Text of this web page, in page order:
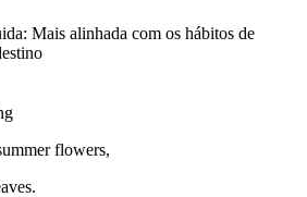
Mais alinhada com os hábitos de
flowers,